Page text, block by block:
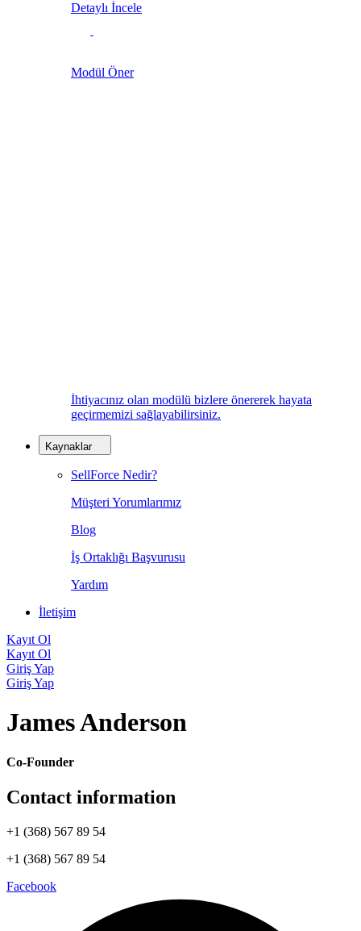
Detaylı İncele
Modül Öner
İhtiyacınız olan modülü bizlere önererek hayata
geçirmemizi sağlayabilirsiniz.
Kaynaklar
SellForce Nedir?
Müşteri Yorumlarımız
Blog
İş Ortaklığı Başvurusu
Yardım
İletişim
Kayıt Ol
Kayıt Ol
Giriş Yap
Giriş Yap
James Anderson
Co-Founder
Contact information
+1 (368) 567 89 54
+1 (368) 567 89 54
Facebook